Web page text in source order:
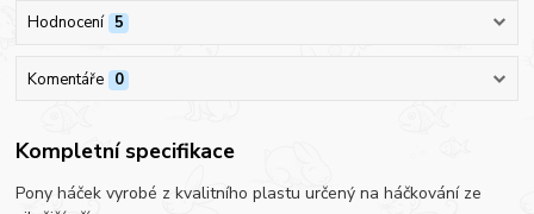
Hodnocení 5
Komentáře 0
Kompletní specifikace
Pony háček vyrobé z kvalitního plastu určený na háčkování ze